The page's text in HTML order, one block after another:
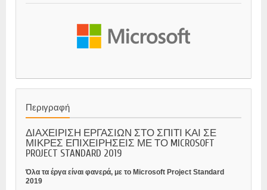
Περιγραφή
ΔΙΑΧΕΙΡΙΣΗ ΕΡΓΑΣΙΩΝ ΣΤΟ ΣΠΙΤΙ ΚΑΙ ΣΕ
ΜΙΚΡΕΣ ΕΠΙΧΕΙΡΗΣΕΙΣ ΜΕ ΤΟ MICROSOFT
PROJECT STANDARD 2019
Όλα τα έργα είναι φανερά, με το Microsoft Project Standard
2019